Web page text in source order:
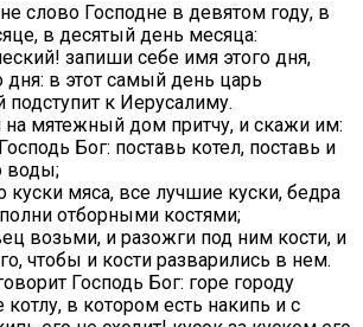
слово Господне в девятом году, в
в десятый день месяца:
запиши себе имя этого дня,
дня: в этот самый день царь
подступит к Иерусалиму.
на мятежный дом притчу, и скажи им:
Бог: поставь котел, поставь и
воды;
куски мяса, все лучшие куски, бедра
отборными костями;
возьми, и разожги под ним кости, и
чтобы и кости разварились в нем.
Господь Бог: горе городу
котлу, в котором есть накипь и с